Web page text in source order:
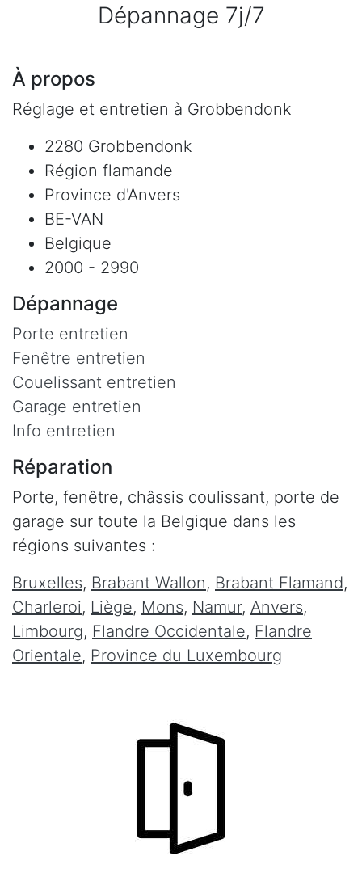
Dépannage 7j/7
À propos
Réglage et entretien à Grobbendonk
2280 Grobbendonk
Région flamande
Province d'Anvers
BE-VAN
Belgique
2000 - 2990
Dépannage
Porte entretien
Fenêtre entretien
Couelissant entretien
Garage entretien
Info entretien
Réparation
Porte, fenêtre, châssis coulissant, porte de
garage sur toute la Belgique dans les
régions suivantes :
Bruxelles, Brabant Wallon, Brabant Flamand,
Charleroi, Liège, Mons, Namur, Anvers,
Limbourg, Flandre Occidentale, Flandre
Orientale, Province du Luxembourg